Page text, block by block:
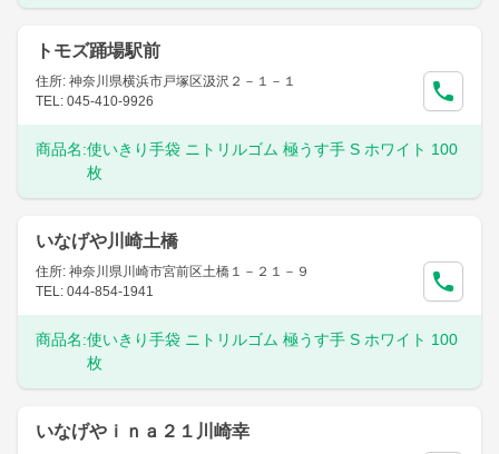
トモズ踊場駅前
住所: 神奈川県横浜市戸塚区汲沢２－１－１
TEL: 045-410-9926
商品名:使いきり手袋 ニトリルゴム 極うす手 S ホワイト 100
枚
いなげや川崎土橋
住所: 神奈川県川崎市宮前区土橋１－２１－９
TEL: 044-854-1941
商品名:使いきり手袋 ニトリルゴム 極うす手 S ホワイト 100
枚
いなげやｉｎａ２１川崎幸